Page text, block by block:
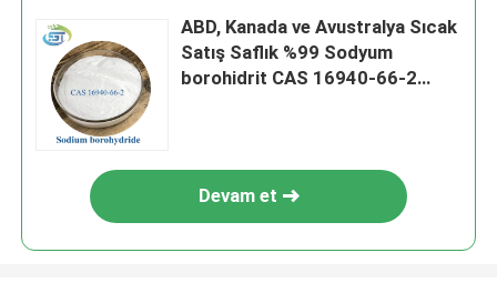
ABD, Kanada ve Avustralya Sıcak
Satış Saflık %99 Sodyum
borohidrit CAS 16940-66-2
Devam et